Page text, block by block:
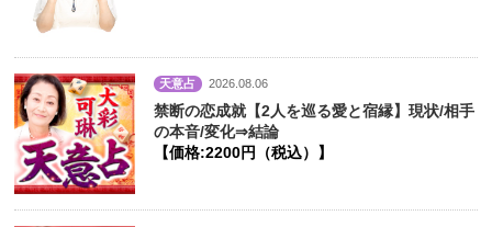
天意占 2026.08.06
禁断の恋成就【2人を巡る愛と宿縁】現状/相手
の本音/変化⇒結論
【価格:2200円（税込）】